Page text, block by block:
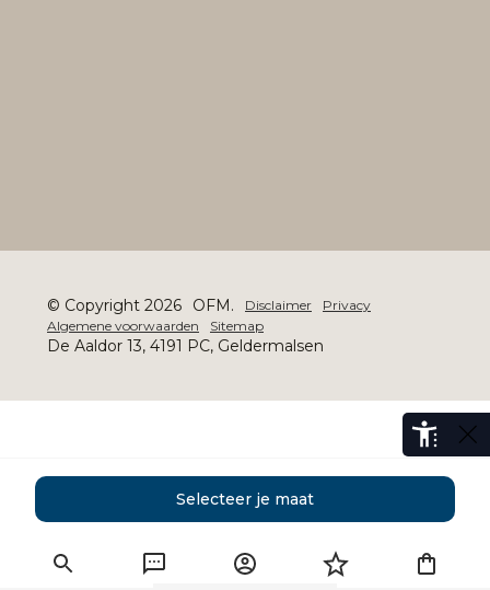
Selecteer je maat
© Copyright 2026 OFM. Disclaimer
Privacy
Algemene voorwaarden
Sitemap
De Aaldor 13, 4191 PC, Geldermalsen